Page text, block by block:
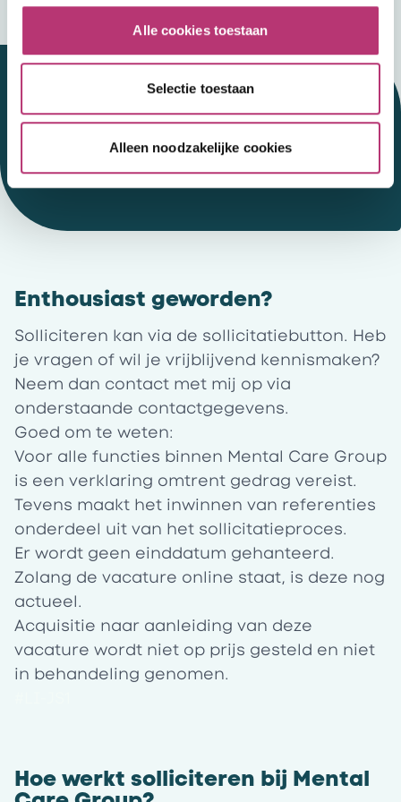
Alle cookies toestaan
Selectie toestaan
Alleen noodzakelijke cookies
Werken bij HSK
Enthousiast geworden?
Solliciteren kan via de sollicitatiebutton. Heb
je vragen of wil je vrijblijvend kennismaken?
Neem dan contact met mij op via
onderstaande contactgegevens.
Goed om te weten:
Voor alle functies binnen Mental Care Group
is een verklaring omtrent gedrag vereist.
Tevens maakt het inwinnen van referenties
onderdeel uit van het sollicitatieproces.
Er wordt geen einddatum gehanteerd.
Zolang de vacature online staat, is deze nog
actueel.
Acquisitie naar aanleiding van deze
vacature wordt niet op prijs gesteld en niet
in behandeling genomen.
Hoe werkt solliciteren bij Mental